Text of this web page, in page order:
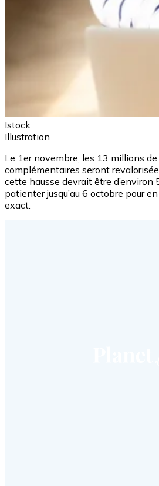
Istock
Illustration
Le 1er novembre, les 13 millions
complémentaires seront
cette hausse devrait être d’environ
patienter jusqu’au 6 octobre pour
exact.